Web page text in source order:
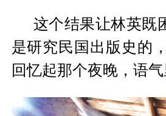
这个结果让林英既
是研究民国出版史的
回忆起那个夜晚，语